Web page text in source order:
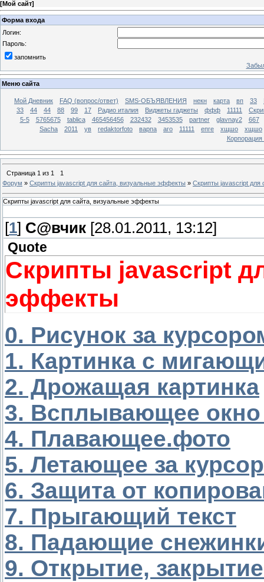
[Мой сайт]
Форма входа
Логин:
Пароль:
запомнить
Меню сайта
Мой Дневник FAQ (вопрос/ответ) SMS-ОБЪЯВЛЕНИЯ некн карта вп 33
33
44 44 88 99 17 Радио италия Виджеты гаджеты ффф 11111
5-5
5765675 tablica 465456456 232432 3453535 partner glavnay2
667
Sacha
2011 ув redaktorfoto варпа аго 11111 епге хщшо
хщшо
Корпорация
Страница 1 из 1
1
Форум » Скрипты javascript для сайта, визуальные эффекты » Скрипты javascript для
Скрипты javascript для сайта, визуальные эффекты
[1] C@вчик [28.01.2011, 13:12]
Quote
Скрипты javascript
эффекты
0. Рисунок за
1. Картинка с
2. Дрожащая картинка
3. Всплывающее окно
4. Плавающее.фото
5. Летающее за
6. Защита от
7. Прыгающий текст
8. Падающие
9. Открытие,